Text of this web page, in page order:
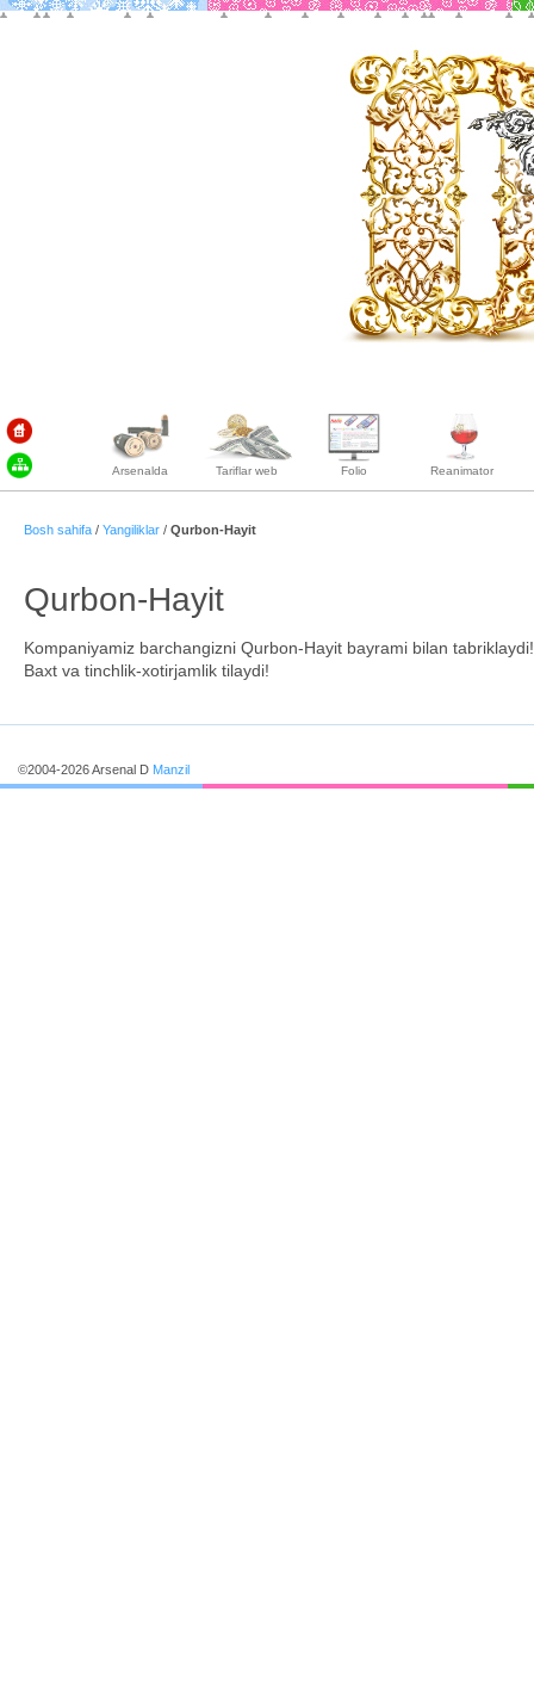
Arsenalda Tariflar web Folio Reanimator
Bosh sahifa / Yangiliklar / Qurbon-Hayit
Qurbon-Hayit
Kompaniyamiz barchangizni Qurbon-Hayit bayrami bilan tabriklaydi!
Baxt va tinchlik-xotirjamlik tilaydi!
©2004-2026 Arsenal D Manzil